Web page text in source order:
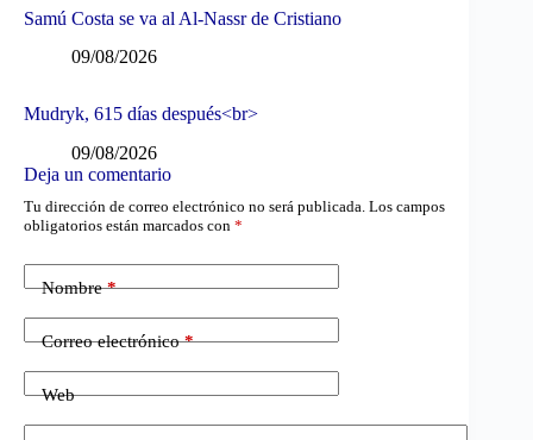
Samú Costa se va al Al-Nassr de Cristiano
09/08/2026
Mudryk, 615 días después<br>
09/08/2026
Deja un comentario
Tu dirección de correo electrónico no será publicada. Los campos
obligatorios están marcados con *
Nombre*
Correo electrónico*
Web